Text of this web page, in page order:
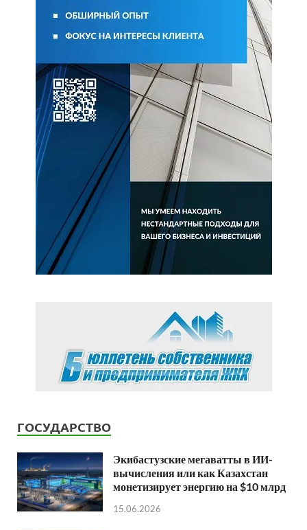
ГОСУДАРСТВО
Экибастузские мегаватты в ИИ-
вычисления или как Казахстан
монетизирует энергию на $10 млрд
15.06.2026